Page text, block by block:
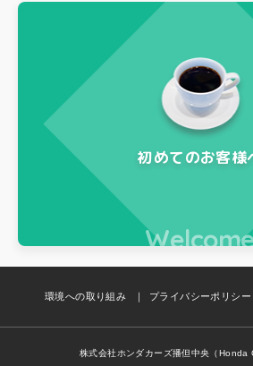
初めてのお客様
環境への取り組み プライバシーポリシー
株式会社ホンダカーズ播但中央（Honda